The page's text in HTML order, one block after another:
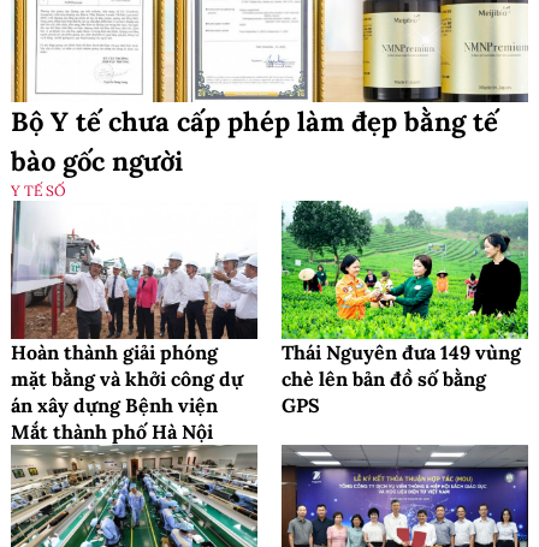
Bộ Y tế chưa cấp phép làm đẹp bằng tế
bào gốc người
Y TẾ SỐ
Hoàn thành giải phóng
mặt bằng và khởi công dự
án xây dựng Bệnh viện
Mắt thành phố Hà Nội
Thái Nguyên đưa 149 vùng
chè lên bản đồ số bằng
GPS